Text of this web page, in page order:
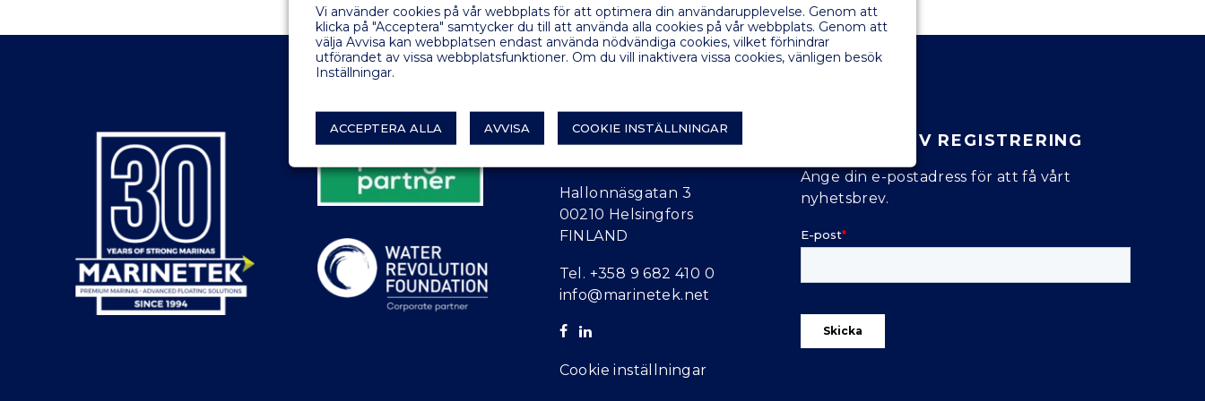
MARINETEK FINLAND
Hallonnäsgatan 3
00210 Helsingfors
FINLAND
Tel. +358 9 682 410 0
info@marinetek.net
Cookie inställningar
NYHETSBREV REGISTRERING
Ange din e-postadress för att få vårt
nyhetsbrev.
Vi använder cookies på vår webbplats för att optimera din användarupplevelse. Genom att
klicka på "Acceptera" samtycker du till att använda alla cookies på vår webbplats. Genom att
välja Avvisa kan webbplatsen endast använda nödvändiga cookies, vilket förhindrar
utförandet av vissa webbplatsfunktioner. Om du vill inaktivera vissa cookies, vänligen besök
Inställningar.
ACCEPTERA ALLA AVVISA COOKIE INSTÄLLNINGAR